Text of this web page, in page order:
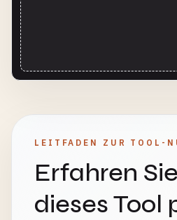
LEITFADEN ZUR TOOL-
Erfahren
dieses Tool